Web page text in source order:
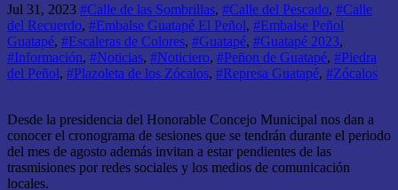
Jul 31, 2023 #Calle de las Sombrillas, #Calle del Pescado, #Calle
del Recuerdo, #Embalse Guatapé El Peñol, #Embalse Peñol
Guatapé, #Escaleras de Colores, #Guatapé, #Guatapé 2023,
#Información, #Noticias, #Noticiero, #Peñon de Guatapé, #Piedra
del Peñol, #Plazoleta de los Zócalos, #Represa Guatapé, #Zócalos
Desde la presidencia del Honorable Concejo Municipal nos dan a
conocer el cronograma de sesiones que se tendrán durante el periodo
del mes de agosto además invitan a estar pendientes de las
trasmisiones por redes sociales y los medios de comunicación
locales.